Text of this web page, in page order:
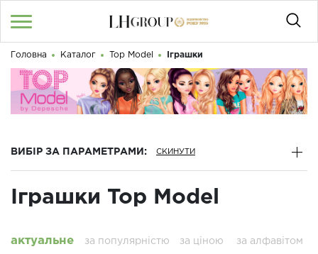
Увійти / Реєстрація
050 187 33 33
ПРО НАС
КОНТАКТИ
Доброго дня! Що Ви шукаєте?
Головна Каталог Top Model Іграшки
ВИБІР ЗА ПАРАМЕТРАМИ:
Іграшки Top Model
актуальне за популярністю за ціною за алфавітом